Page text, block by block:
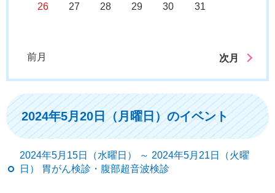
26 27 28 29 30 31
前月 次月
2024年5月20日（月曜日）のイベント
2024年5月15日（水曜日） ～ 2024年5月21日（火曜
日） 胃がん検診・腹部超音波検診